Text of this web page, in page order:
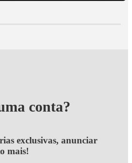
conta?
exclusivas, anunciar
mais!